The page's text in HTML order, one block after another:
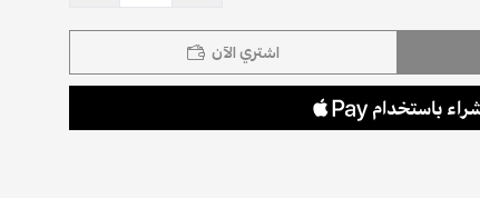
اشتري الآن